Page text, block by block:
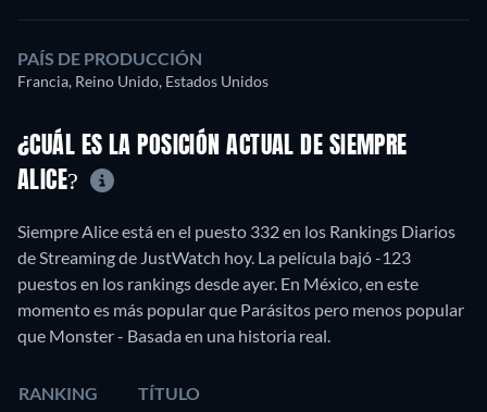
PAÍS DE PRODUCCIÓN
Francia, Reino Unido, Estados Unidos
¿CUÁL ES LA POSICIÓN ACTUAL DE SIEMPRE
ALICE?
Siempre Alice está en el puesto 332 en los Rankings Diarios
de Streaming de JustWatch hoy. La película bajó -123
puestos en los rankings desde ayer. En México, en este
momento es más popular que Parásitos pero menos popular
que Monster - Basada en una historia real.
RANKING TÍTULO